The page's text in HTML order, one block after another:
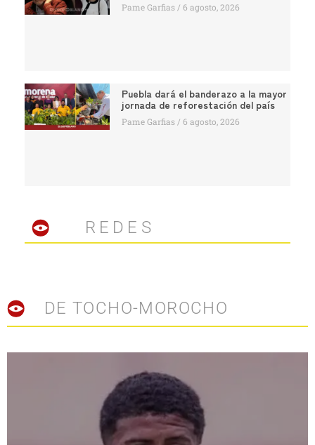
Pame Garfias 6 agosto, 2026
Puebla dará el banderazo a la mayor
jornada de reforestación del país
Pame Garfias 6 agosto, 2026
REDES
DE TOCHO-MOROCHO